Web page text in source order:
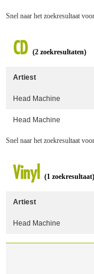
Snel naar het zoekresultaat
CD (2 zoekresultaten)
Artiest
Head Machine
Head Machine
Snel naar het zoekresultaat
Vinyl (1 zoekresultaat)
Artiest
Head Machine